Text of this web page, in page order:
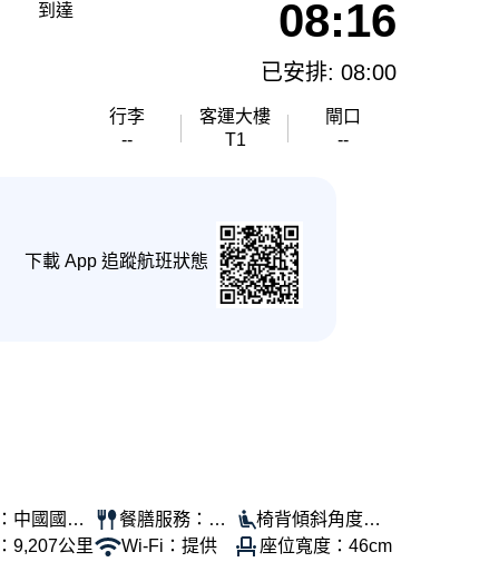
到達 08:16
已安排: 08:00
行李
--
客運大樓
T1
閘口
--
下載 App 追蹤航班狀態
中國國際
9,207公里
餐膳服務：提
供
Wi-Fi：提供
椅背傾斜角度：1
00°
座位寬度：46cm